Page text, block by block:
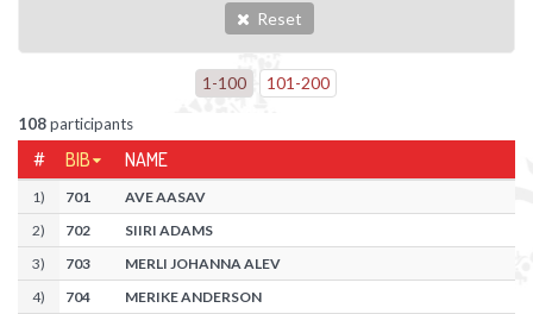
Reset
1-100 101-200
108participants
# BIB NAME
1) 701
AVE AASAV
2) 702
SIIRI ADAMS
3) 703
MERLI JOHANNA ALEV
4) 704
MERIKE ANDERSON